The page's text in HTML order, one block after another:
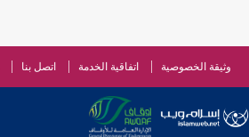
وثيقة الخصوصية اتفاقية الخدمة اتصل بنا